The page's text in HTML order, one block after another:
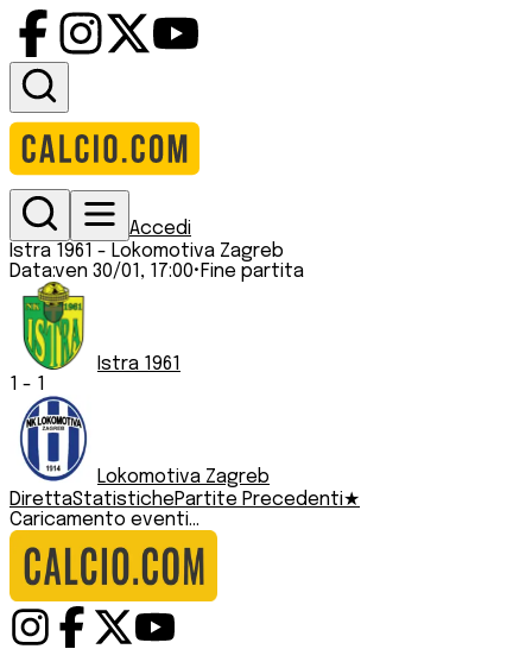
Accedi
Istra 1961 - Lokomotiva Zagreb
Data:ven 30/01, 17:00• Fine partita
Istra 1961
1 - 1
Lokomotiva Zagreb
DirettaStatistichePartite Precedenti★
Caricamento eventi...